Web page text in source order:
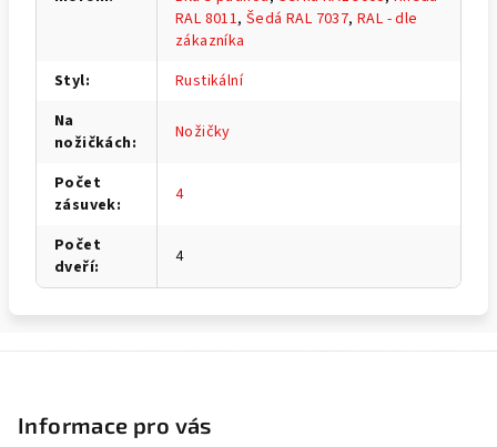
RAL 8011,Šedá RAL 7037,RAL - dle
zákazníka
Styl:
Rustikální
Na
nožičkách: Nožičky
Počet
zásuvek: 4
Počet
dveří: 4
Informace pro vás